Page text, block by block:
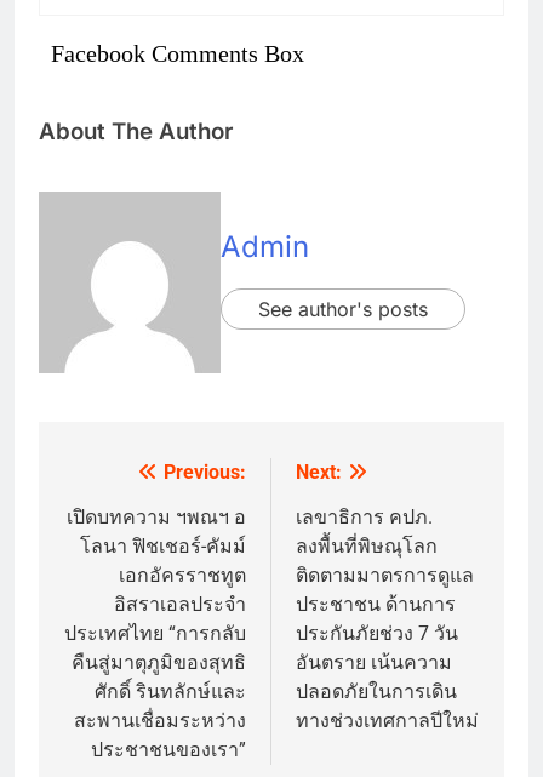
Facebook Comments Box
About The Author
Admin
See author's posts
navigation
Previous:
เปิดบทความ ฯพณฯ อ
โลนา ฟิชเชอร์-คัมม์
เอกอัครราชทูต
อิสราเอลประจำ
ประเทศไทย “การกลับ
คืนสู่มาตุภูมิของสุทธิ
ศักดิ์ รินทลักษ์และ
สะพานเชื่อมระหว่าง
ประชาชนของเรา”
Next:
เลขาธิการ คปภ.
ลงพื้นที่พิษณุโลก
ติดตามมาตรการดูแล
ประชาชน ด้านการ
ประกันภัยช่วง 7 วัน
อันตราย เน้นความ
ปลอดภัยในการเดิน
ทางช่วงเทศกาลปีใหม่